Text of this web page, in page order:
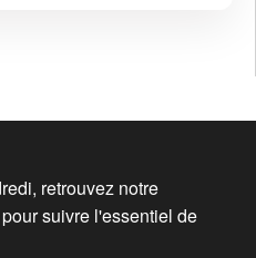
retrouvez notre
suivre l'essentiel de